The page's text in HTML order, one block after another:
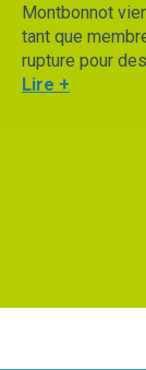
Montbonnot
tant que
rupture pour
Lire +